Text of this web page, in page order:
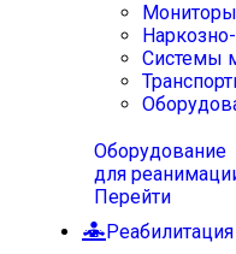
Системы
Оборудование
для
Перейти
Реабилитация